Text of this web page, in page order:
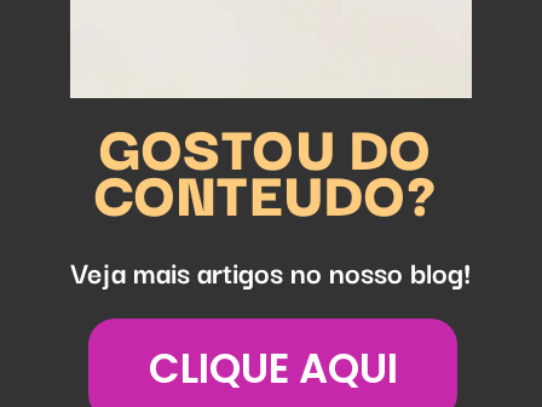
GOSTOU DO
CONTEUDO?
Veja mais artigos no nosso blog!
CLIQUE AQUI